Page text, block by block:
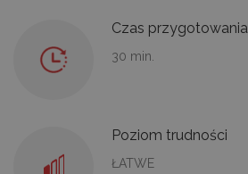
Czas przygotowania
30 min.
Poziom trudności
ŁATWE